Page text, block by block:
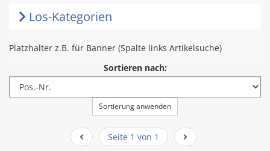
Los-Kategorien
Platzhalter z.B. für Banner (Spalte links Artikelsuche)
Sortieren nach:
Sortierung anwenden
Seite 1 von 1